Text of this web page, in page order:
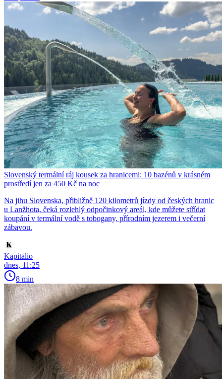
Slovenský termální ráj kousek za hranicemi: 10 bazénů v krásném
prostředí jen za 450 Kč na noc
Na jihu Slovenska, přibližně 120 kilometrů jízdy od českých hranic
u Lanžhota, čeká rozlehlý odpočinkový areál, kde můžete střídat
koupání v termální vodě s tobogany, přírodním jezerem i večerní
zábavou.
Kapitalio
dnes, 11:25
8 min